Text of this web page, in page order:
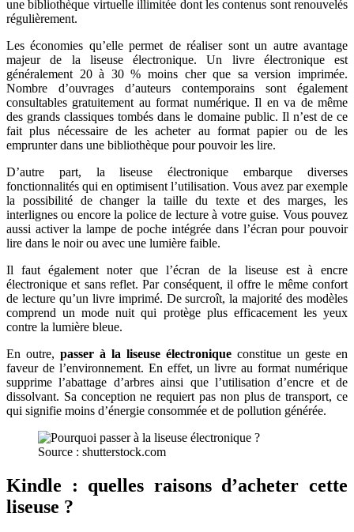
une bibliothèque virtuelle illimitée dont les contenus sont renouvelés
régulièrement.
Les économies qu’elle permet de réaliser sont un autre avantage
majeur de la liseuse électronique. Un livre électronique est
généralement 20 à 30 % moins cher que sa version imprimée.
Nombre d’ouvrages d’auteurs contemporains sont également
consultables gratuitement au format numérique. Il en va de même
des grands classiques tombés dans le domaine public. Il n’est de ce
fait plus nécessaire de les acheter au format papier ou de les
emprunter dans une bibliothèque pour pouvoir les lire.
D’autre part, la liseuse électronique embarque diverses
fonctionnalités qui en optimisent l’utilisation. Vous avez par exemple
la possibilité de changer la taille du texte et des marges, les
interlignes ou encore la police de lecture à votre guise. Vous pouvez
aussi activer la lampe de poche intégrée dans l’écran pour pouvoir
lire dans le noir ou avec une lumière faible.
Il faut également noter que l’écran de la liseuse est à encre
électronique et sans reflet. Par conséquent, il offre le même confort
de lecture qu’un livre imprimé. De surcroît, la majorité des modèles
comprend un mode nuit qui protège plus efficacement les yeux
contre la lumière bleue.
En outre, passer à la liseuse électronique constitue un geste en
faveur de l’environnement. En effet, un livre au format numérique
supprime l’abattage d’arbres ainsi que l’utilisation d’encre et de
dissolvant. Sa conception ne requiert pas non plus de transport, ce
qui signifie moins d’énergie consommée et de pollution générée.
Source : shutterstock.com
Kindle : quelles raisons d’acheter cette
liseuse ?